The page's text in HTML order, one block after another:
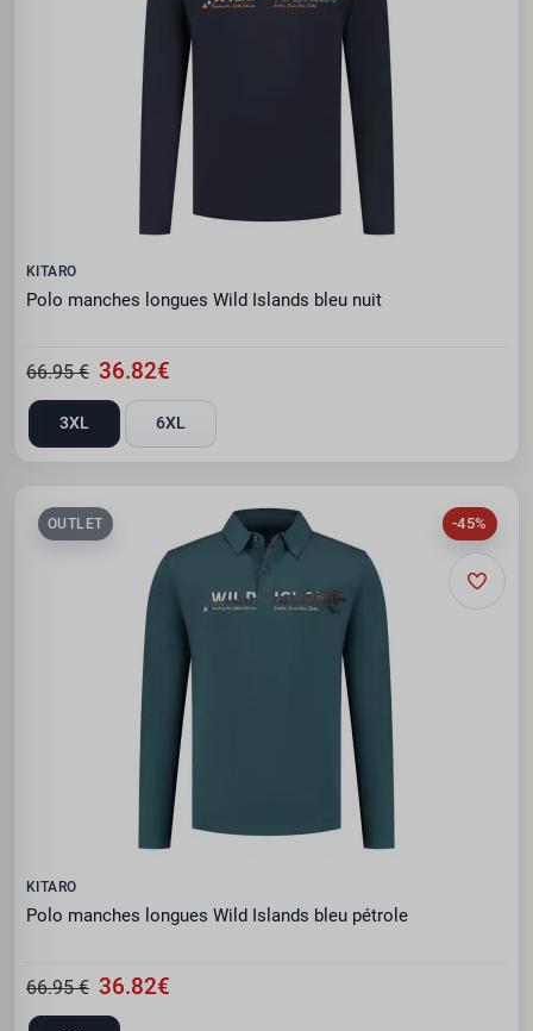
KITARO
Polo manches longues Wild Islands bleu nuit
66.95 € 36.82€
3XL 6XL
-45%
OUTLET
KITARO
Polo manches longues Wild Islands bleu pétrole
66.95 € 36.82€